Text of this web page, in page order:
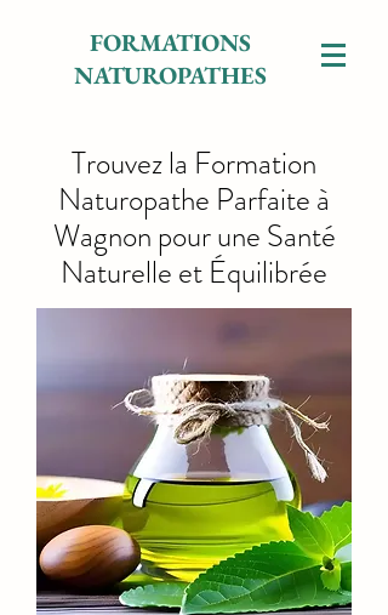
FORMATIONS
NATUROPATHES
Trouvez la Formation
Naturopathe Parfaite à
Wagnon pour une Santé
Naturelle et Équilibrée